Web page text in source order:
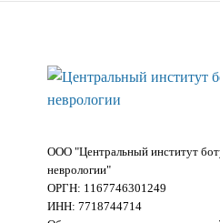
ООО "Центральный институт
неврологии"
ОРГН: 1167746301249
ИНН: 7718744714